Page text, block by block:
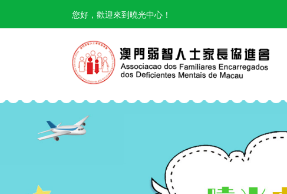
您好，歡迎來到曉光中心！